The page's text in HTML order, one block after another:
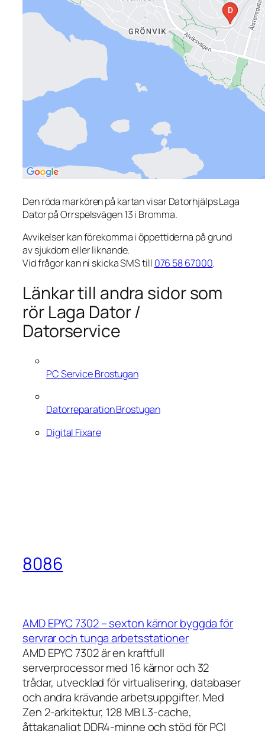
Den röda markören på kartan visar Datorhjälps Laga
Dator på Orrspelsvägen 13 i Bromma.
Avvikelser kan förekomma i öppettiderna på grund
av sjukdom eller liknande.
Vid frågor kan ni skicka SMS till 076 58 67000.
Länkar till andra sidor som
rör Laga Dator /
Datorservice
PC Service Brostugan
Datorreparation Brostugan
Digital Fixare
8086
AMD EPYC 7302 – sexton kärnor byggda för
servrar och tunga arbetsstationer
AMD EPYC 7302 är en kraftfull
serverprocessor med 16 kärnor och 32
trådar, utvecklad för virtualisering, databaser
och andra krävande arbetsuppgifter. Med
Zen 2-arkitektur, 128 MB L3-cache,
åttakanaligt DDR4-minne och stöd för PCI